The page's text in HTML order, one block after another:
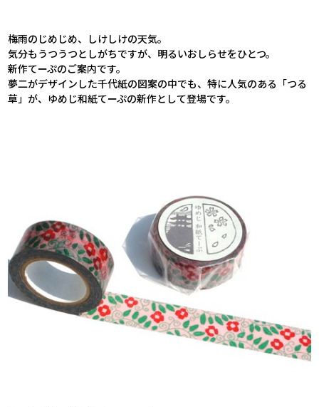
梅雨のじめじめ、しけしけの天気。
気分もうつうつとしがちですが、明るいおしらせをひとつ。
新作てーぷのご案内です。
夢二がデザインした千代紙の図案の中でも、特に人気のある「つる
草」が、ゆめじ和紙てーぷの新作として登場です。